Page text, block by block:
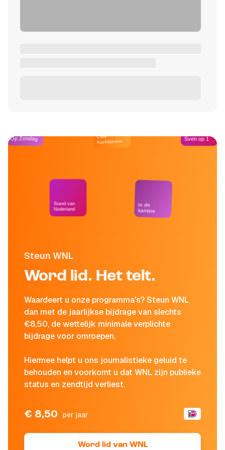
Steun WNL
Word lid. Het telt.
Waardeert u onze programma's? Steun WNL
dan met de jaarlijkse bijdrage van slechts
€8,50, de wettelijk minimale verplichte
bijdrage voor omroepen.
Hiermee helpt u ons journalistieke geluid te
behouden en voorkomt u dat WNL zijn publieke
status en zendtijd verliest.
€ 8,50 per jaar
Word lid van WNL
Op Zondag
Stand van
Nederland
Café
Kockelmann
In de
kantine
Sven op 1